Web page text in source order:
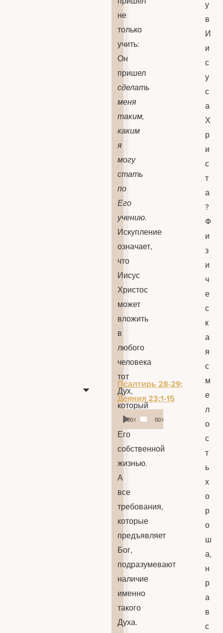
Аудиоплеер
00:00 00:00
не
только
учить:
Он
пришел
сделать
меня
таким,
каким
я
могу
стать
по
Его
учению.
Искупление
означает,
что
Иисус
Христос
может
вложить
в
любого
человека
тот
Дух,
который
управлял
Его
собственной
жизнью.
А
все
требования,
которые
предъявляет
Бог,
подразумевают
наличие
именно
такого
Духа.
Псалтирь 28-29;
Деяния 23:1-15
у
в
И
и
с
у
с
а
Х
р
и
с
т
а
?
Ф
и
з
и
ч
е
с
к
а
я
с
м
е
л
о
с
т
ь
х
о
р
о
ш
а,
н
р
а
в
с